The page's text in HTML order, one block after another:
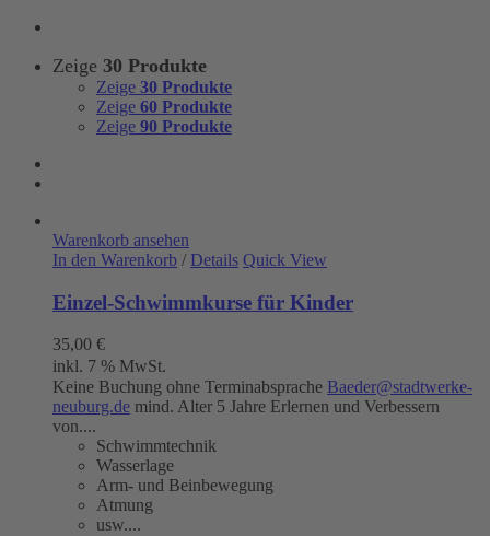
Zeige 30 Produkte
Zeige 30 Produkte
Zeige 60 Produkte
Zeige 90 Produkte
Warenkorb ansehen
In den Warenkorb / Details Quick View
Einzel-Schwimmkurse für Kinder
35,00 €
inkl. 7 % MwSt.
Keine Buchung ohne Terminabsprache Baeder@stadtwerke-
neuburg.de mind. Alter 5 Jahre Erlernen und Verbessern
von....
Schwimmtechnik
Wasserlage
Arm- und Beinbewegung
Atmung
usw....